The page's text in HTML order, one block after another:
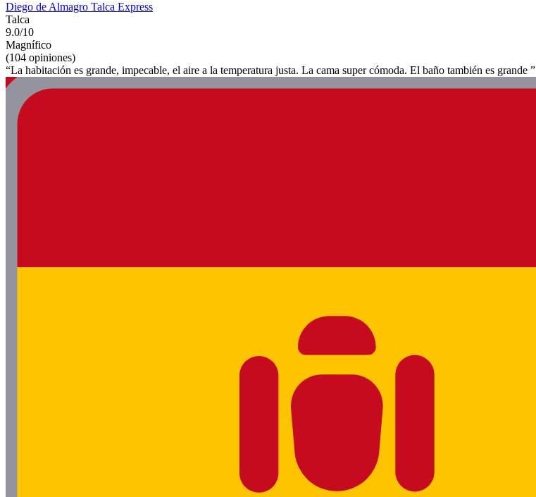
Diego de Almagro Talca Express
Talca
9.0/10
Magnífico
(104 opiniones)
“La habitación es grande, impecable, el aire a la temperatura justa. La cama super cómoda. El baño también es grande ”